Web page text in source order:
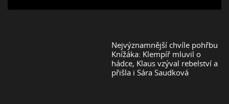
Nejvýznamnější chvíle pohřbu
Knížáka: Klempíř mluvil o
hádce, Klaus vzýval rebelství a
přišla i Sára Saudková